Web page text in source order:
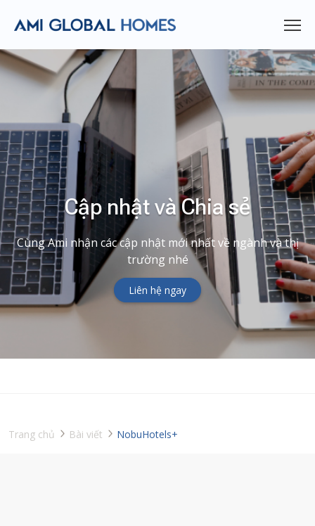
Cập nhật và Chia sẻ
Cùng Ami nhận các cập nhật mới nhất về ngành và thị
trường nhé
Liên hệ ngay
Trang chủ Bài viết NobuHotels+